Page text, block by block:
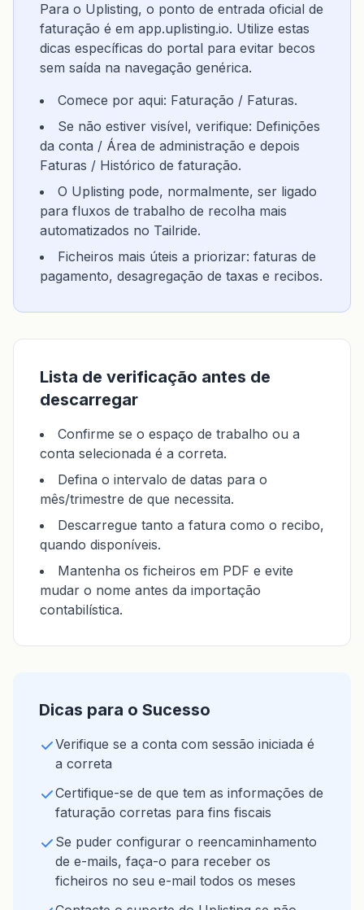
Para o Uplisting, o ponto de entrada oficial de
faturação é em app.uplisting.io. Utilize estas
dicas específicas do portal para evitar becos
sem saída na navegação genérica.
Comece por aqui: Faturação / Faturas.
Se não estiver visível, verifique: Definições
da conta / Área de administração e depois
Faturas / Histórico de faturação.
O Uplisting pode, normalmente, ser ligado
para fluxos de trabalho de recolha mais
automatizados no Tailride.
Ficheiros mais úteis a priorizar: faturas de
pagamento, desagregação de taxas e recibos.
Lista de verificação antes de
descarregar
Confirme se o espaço de trabalho ou a
conta selecionada é a correta.
Defina o intervalo de datas para o
mês/trimestre de que necessita.
Descarregue tanto a fatura como o recibo,
quando disponíveis.
Mantenha os ficheiros em PDF e evite
mudar o nome antes da importação
contabilística.
Dicas para o Sucesso
Verifique se a conta com sessão iniciada é
a correta
Certifique-se de que tem as informações de
faturação corretas para fins fiscais
Se puder configurar o reencaminhamento
de e-mails, faça-o para receber os
ficheiros no seu e-mail todos os meses